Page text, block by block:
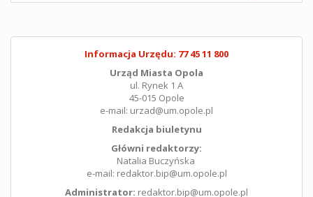
Informacja Urzędu: 77 45 11 800
Urząd Miasta Opola
ul. Rynek 1 A
45-015 Opole
e-mail: urzad@um.opole.pl
Redakcja biuletynu
Główni redaktorzy:
Natalia Buczyńska
e-mail: redaktor.bip@um.opole.pl
Administrator: redaktor.bip@um.opole.pl